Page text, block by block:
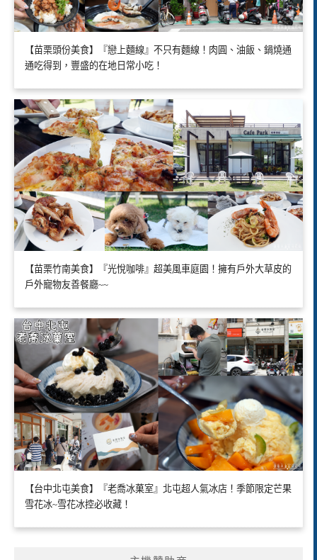
【苗栗頭份美食】『戀上麵線』不只有麵線！肉圓、油飯、鍋燒通
通吃得到，豐盛的在地日常小吃！
【苗栗竹南美食】『光悅咖啡』超美風車庭園！擁有戶外大草皮的
戶外寵物友善餐廳~~
【台中北屯美食】『老喬冰菓室』北屯超人氣冰店！季節限定芒果
雪花冰~雪花冰控必收藏！